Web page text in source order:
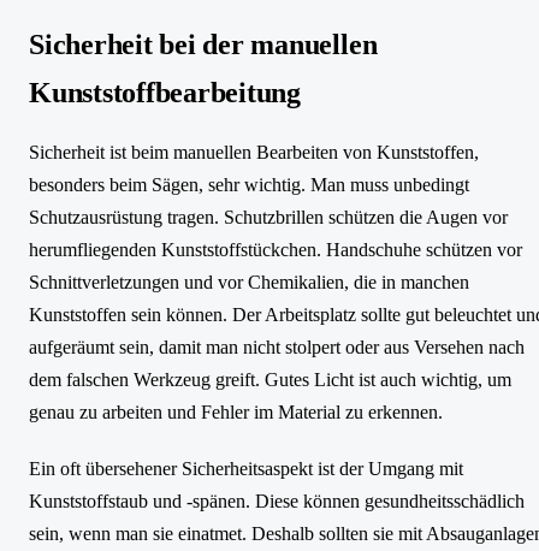
Sicherheit bei der manuellen
Kunststoffbearbeitung
Sicherheit ist beim manuellen Bearbeiten von Kunststoffen,
besonders beim Sägen, sehr wichtig. Man muss unbedingt
Schutzausrüstung tragen. Schutzbrillen schützen die Augen vor
herumfliegenden Kunststoffstückchen. Handschuhe schützen vor
Schnittverletzungen und vor Chemikalien, die in manchen
Kunststoffen sein können. Der Arbeitsplatz sollte gut beleuchtet
aufgeräumt sein, damit man nicht stolpert oder aus Versehen nach
dem falschen Werkzeug greift. Gutes Licht ist auch wichtig, um
genau zu arbeiten und Fehler im Material zu erkennen.
Ein oft übersehener Sicherheitsaspekt ist der Umgang mit
Kunststoffstaub und -spänen. Diese können gesundheitsschädlich
sein, wenn man sie einatmet. Deshalb sollten sie mit